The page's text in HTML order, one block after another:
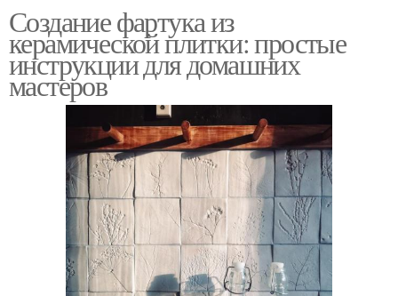
Создание фартука из
керамической плитки: простые
инструкции для домашних
мастеров